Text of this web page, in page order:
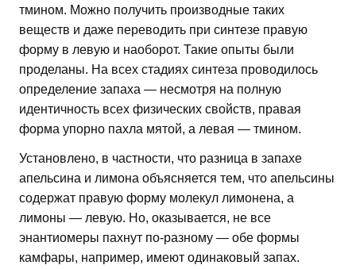
тмином. Можно получить производные таких
веществ и даже переводить при синтезе правую
форму в левую и наоборот. Такие опыты были
проделаны. На всех стадиях синтеза проводилось
определение запаха — несмотря на полную
идентичность всех физических свойств, правая
форма упорно пахла мятой, а левая — тмином.
Установлено, в частности, что разница в запахе
апельсина и лимона объясняется тем, что апельсины
содержат правую форму молекул лимонена, а
лимоны — левую. Но, оказывается, не все
энантиомеры пахнут по-разному — обе формы
камфары, например, имеют одинаковый запах.